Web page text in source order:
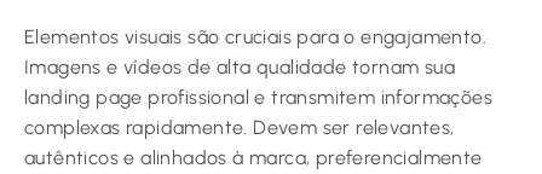
Elementos visuais são cruciais para o engajamento.
Imagens e vídeos de alta qualidade tornam sua
landing page profissional e transmitem informações
complexas rapidamente. Devem ser relevantes,
autênticos e alinhados à marca, preferencialmente